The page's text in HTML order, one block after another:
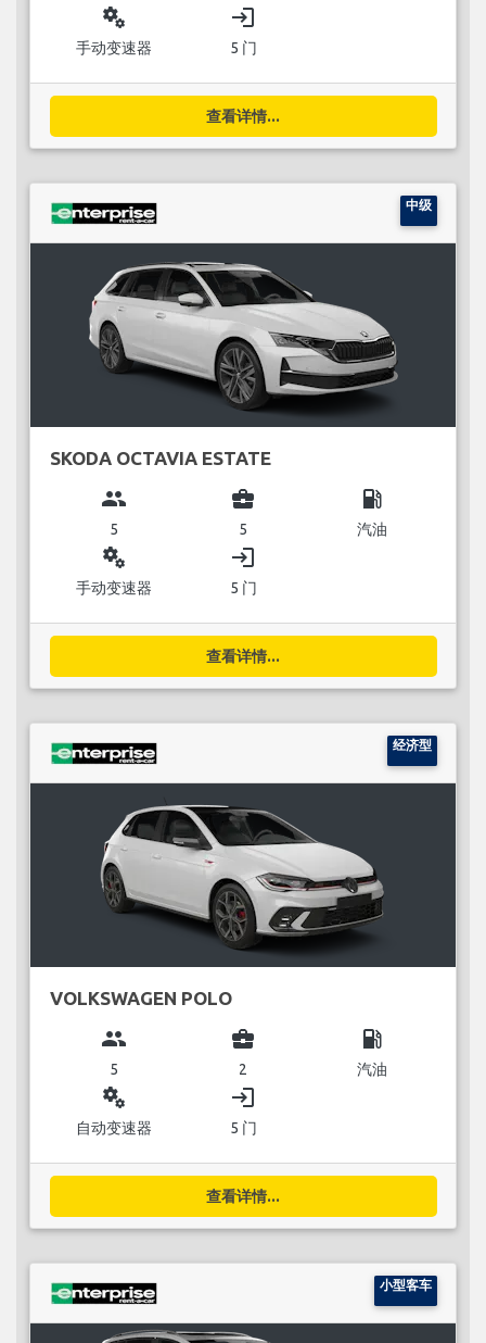
miscellaneous_services
手动变速器
login
5 门
查看详情...
中级
SKODA OCTAVIA ESTATE
group
5
business_center
5
local_gas_station
汽油
miscellaneous_services
手动变速器
login
5 门
查看详情...
经济型
VOLKSWAGEN POLO
group
5
business_center
2
local_gas_station
汽油
miscellaneous_services
自动变速器
login
5 门
查看详情...
小型客车